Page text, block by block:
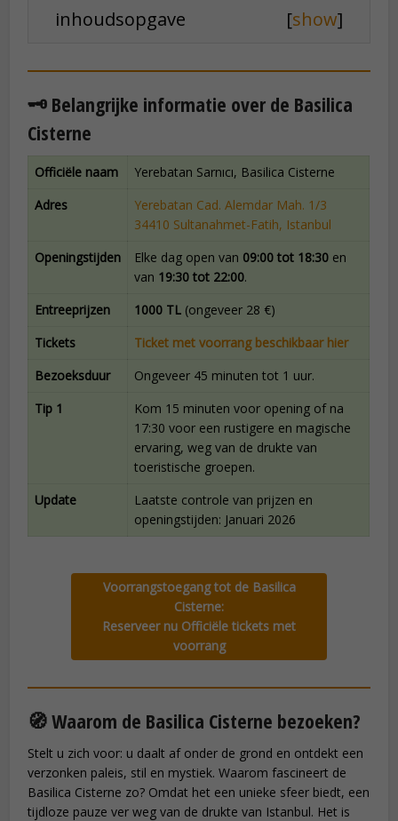
inhoudsopgave [show]
🗝️ Belangrijke informatie over de Basilica
Cisterne
Officiële naam
Yerebatan Sarnıcı, Basilica Cisterne
Adres
Yerebatan Cad. Alemdar Mah. 1/3
34410 Sultanahmet-Fatih, Istanbul
Openingstijden
Elke dag open van 09:00 tot 18:30 en
van 19:30 tot 22:00.
Entreeprijzen
1000 TL (ongeveer 28 €)
Tickets
Ticket met voorrang beschikbaar hier
Bezoeksduur
Ongeveer 45 minuten tot 1 uur.
Tip 1
Kom 15 minuten voor opening of na
17:30 voor een rustigere en magische
ervaring, weg van de drukte van
toeristische groepen.
Update
Laatste controle van prijzen en
openingstijden: Januari 2026
Voorrangstoegang tot de Basilica
Cisterne:
Reserveer nu Officiële tickets met
voorrang
🧭 Waarom de Basilica Cisterne bezoeken?
Stelt u zich voor: u daalt af onder de grond en ontdekt een
verzonken paleis, stil en mystiek. Waarom fascineert de
Basilica Cisterne zo? Omdat het een unieke sfeer biedt, een
tijdloze pauze ver weg van de drukte van Istanbul. Het is